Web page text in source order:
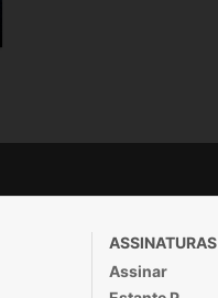
ASSINATURAS
Assinar